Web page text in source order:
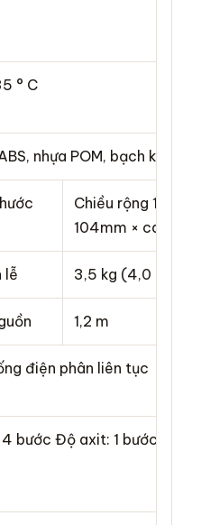
° C
nhựa POM, bạch kim,
Chiều rộng
104mm × cao
lễ 3,5 kg (4,0 kg khi
1,2 m
điện phân liên tục
bước Độ axit: 1 bước